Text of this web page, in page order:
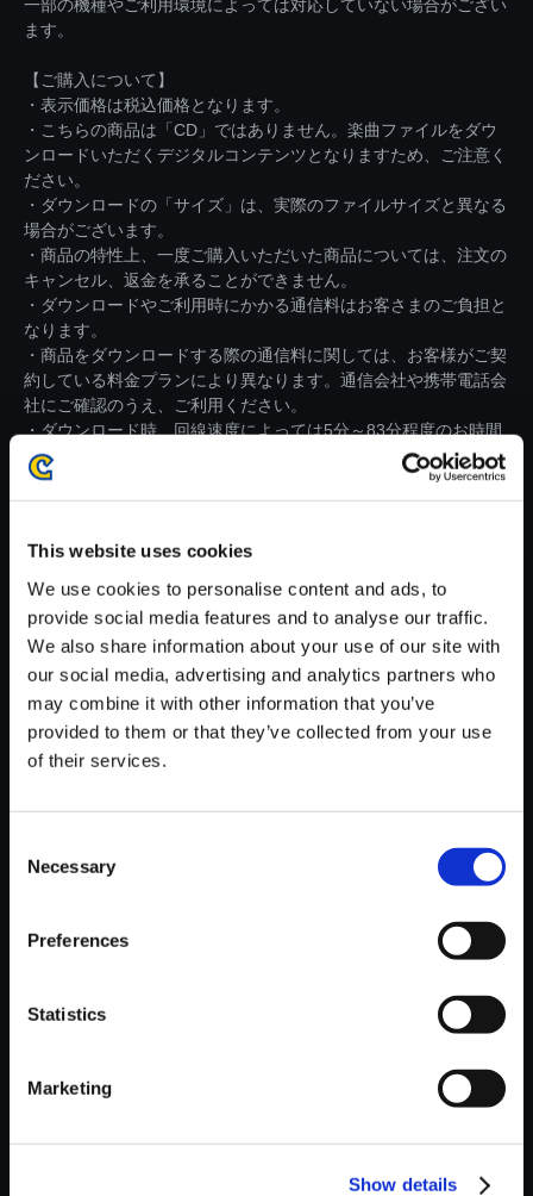
This website uses cookies
We use cookies to personalise content and ads, to
provide social media features and to analyse our traffic.
We also share information about your use of our site with
our social media, advertising and analytics partners who
may combine it with other information that you’ve
provided to them or that they’ve collected from your use
of their services.
Selection
Necessary
Preferences
Statistics
Marketing
Show details
一部の機種やご利用環境によっては対応していない場合がござい
ます。
【ご購入について】
・表示価格は税込価格となります。
・こちらの商品は「CD」ではありません。楽曲ファイルをダウ
ンロードいただくデジタルコンテンツとなりますため、ご注意く
ださい。
・ダウンロードの「サイズ」は、実際のファイルサイズと異なる
場合がございます。
・商品の特性上、一度ご購入いただいた商品については、注文の
キャンセル、返金を承ることができません。
・ダウンロードやご利用時にかかる通信料はお客さまのご負担と
なります。
・商品をダウンロードする際の通信料に関しては、お客様がご契
約している料金プランにより異なります。通信会社や携帯電話会
社にご確認のうえ、ご利用ください。
・ダウンロード時、回線速度によっては5分～83分程度のお時間
がかかる場合がございます。
※ご購入いただいたファイルのダウンロードの際には、通信環境
が安定しているWifi環境でお試しください。
【単曲】モンスターハンタース
トーリーズ3 ～運命の双竜～
オリジナル・サウンドトラック
150円(税込)